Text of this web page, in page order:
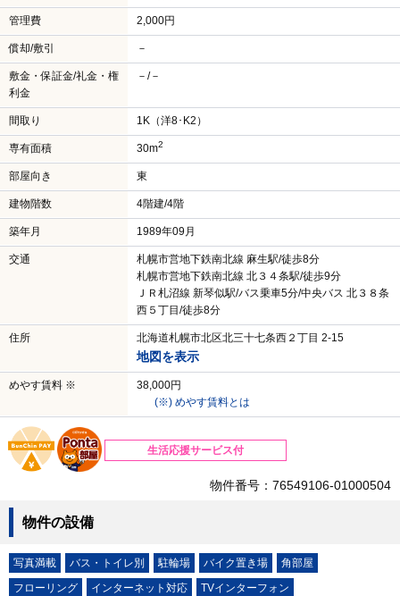
管理費 2,000円
償却/敷引 －
敷金・保証金/礼金・権
利金
－/－
間取り 1K（洋8･K2）
専有面積 30m2
部屋向き 東
建物階数 4階建/4階
築年月 1989年09月
交通
札幌市営地下鉄南北線 麻生駅/徒歩8分
札幌市営地下鉄南北線 北３４条駅/徒歩9分
ＪＲ札沼線 新琴似駅/バス乗車5分/中央バス 北３８条
西５丁目/徒歩8分
住所 北海道札幌市北区北三十七条西２丁目 2-15
地図を表示
めやす賃料 ※
38,000円
(※) めやす賃料とは
生活応援サービス付
物件番号：76549106-01000504
物件の設備
写真満載 バス・トイレ別 駐輪場 バイク置き場
角部屋
フローリング
インターネット対応
TVインターフォン